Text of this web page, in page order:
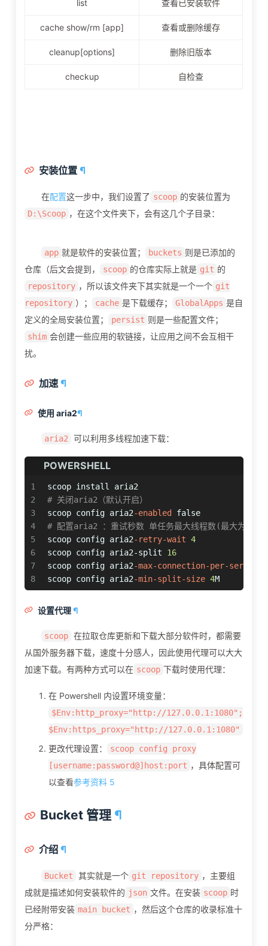
list 查看已安装软件
cache show/rm [app] 查看或删除缓存
cleanup[options] 删除旧版本
checkup 自检查
安装位置¶
在配置这一步中，我们设置了 scoop 的安装位置为
D:\Scoop ，在这个文件夹下，会有这几个子目录：
app 就是软件的安装位置； buckets 则是已添加的
仓库（后文会提到，
scoop 的仓库实际上就是 git 的
repository ，所以该文件夹下其实就是一个一个 git
repository ）； cache 是下载缓存； GlobalApps 是自
定义的全局安装位置；
persist 则是一些配置文件；
shim 会创建一些应用的软链接，让应用之间不会互相干
扰。
加速¶
使用 aria2¶
aria2 可以利用多线程加速下载：
POWERSHELL
1
2
3
4
5
6
7
8
scoop install aria2
# 关闭aria2（默认开启）
scoop config aria2-enabled false
# 配置aria2 ：重试秒数 单任务最大线程数(最大为16)
scoop config aria2-retry-wait 4
scoop config aria2-split
16
scoop config aria2-max-connection-per-server
scoop config aria2-min-split-size 4M
设置代理¶
scoop 在拉取仓库更新和下载大部分软件时，都需要
从国外服务器下载，速度十分感人，因此使用代理可以大大
加速下载。有两种方式可以在 scoop 下载时使用代理：
在 Powershell 内设置环境变量：
$Env:http_proxy="http://127.0.0.1:1080";
$Env:https_proxy="http://127.0.0.1:1080"
更改代理设置：
scoop config proxy
[username:password@]host:port ，具体配置可
以查看参考资料 5
Bucket 管理 ¶
介绍¶
Bucket 其实就是一个 git repository ，主要组
成就是描述如何安装软件的 json 文件。在安装 scoop 时
已经附带安装 main bucket ，然后这个仓库的收录标准十
分严格：